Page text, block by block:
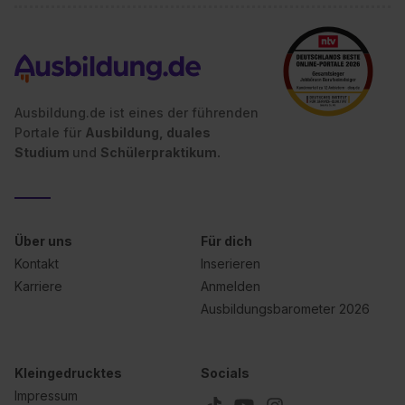
II). Du kannst die von dir erteilte Einwilligung jederzeit mit
Wirkung für die Zukunft ganz oder teilweise über unsere
Datenschutzerklärung unter dem Punkt „Datenschutz-
Einstellungen“ widerrufen. Weitere Informationen zu den
einzelnen Cookies findest du durch Klick auf „Details
zeigen“. Weitere Informationen:
Ausbildung.de ist eines der führenden
Portale für Ausbildung, duales
Studium und Schülerpraktikum.
Über uns
Kontakt
Karriere
Für dich
Inserieren
Anmelden
Ausbildungsbarometer 2026
Kleingedrucktes
Impressum
Socials